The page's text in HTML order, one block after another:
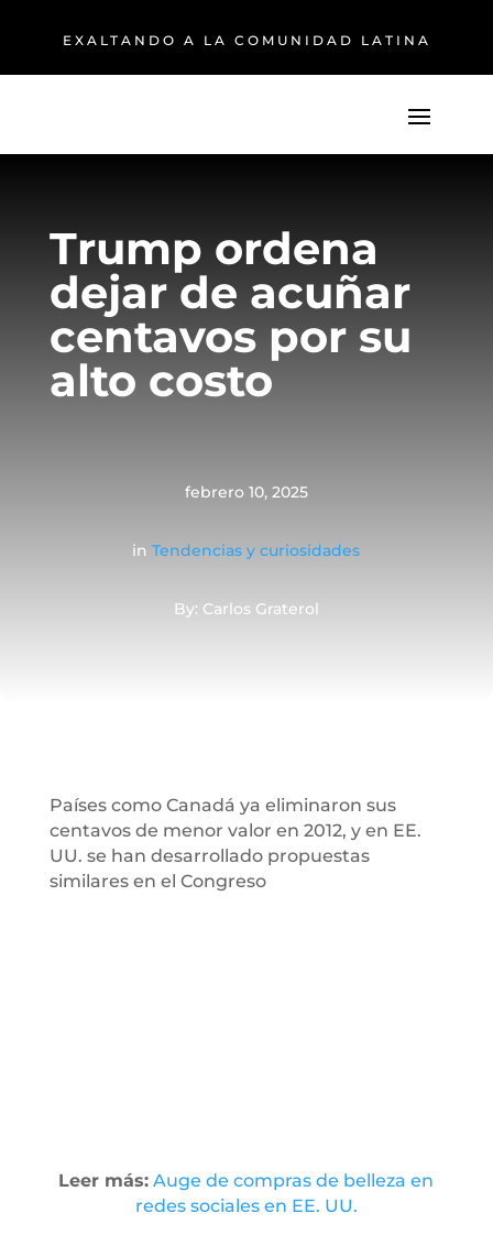
EXALTANDO A LA COMUNIDAD LATINA
Trump ordena
dejar de acuñar
centavos por su
alto costo
febrero 10, 2025
inTendencias y curiosidades
By: Carlos Graterol
Países como Canadá ya eliminaron sus
centavos de menor valor en 2012, y en EE.
UU. se han desarrollado propuestas
similares en el Congreso
Leer más: Auge de compras de belleza en
redes sociales en EE. UU.